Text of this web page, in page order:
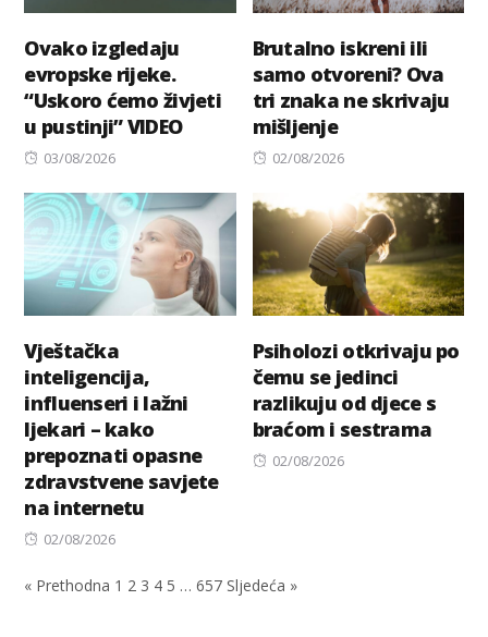
Ovako izgledaju
evropske rijeke.
“Uskoro ćemo živjeti
u pustinji” VIDEO
Posted
03/08/2026
Brutalno iskreni ili
samo otvoreni? Ova
tri znaka ne skrivaju
mišljenje
Posted
02/08/2026
Vještačka
inteligencija,
influenseri i lažni
ljekari – kako
prepoznati opasne
zdravstvene savjete
na internetu
Posted
02/08/2026
Psiholozi otkrivaju po
čemu se jedinci
razlikuju od djece s
braćom i sestrama
Posted
02/08/2026
« Prethodna 1 2 3 4 5 … 657 Sljedeća »